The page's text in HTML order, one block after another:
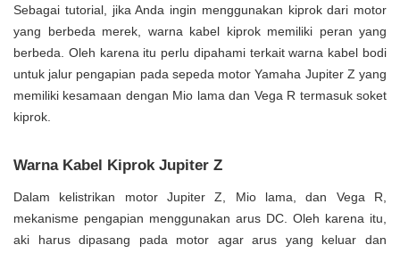
Sebagai tutorial, jika Anda ingin menggunakan kiprok dari motor
yang berbeda merek, warna kabel kiprok memiliki peran yang
berbeda. Oleh karena itu perlu dipahami terkait warna kabel bodi
untuk jalur pengapian pada sepeda motor Yamaha Jupiter Z yang
memiliki kesamaan dengan Mio lama dan Vega R termasuk soket
kiprok.
Warna Kabel Kiprok Jupiter Z
Dalam kelistrikan motor Jupiter Z, Mio lama, dan Vega R,
mekanisme pengapian menggunakan arus DC. Oleh karena itu,
aki harus dipasang pada motor agar arus yang keluar dan